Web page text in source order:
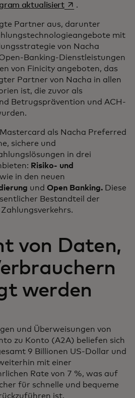
aktualisiertwird in einer
.
Partner aus, darunter
mit
von Nacha
Banking-Dienstleistungen
von Finicity angeboten, das
Partner von Nacha in allen
ist, die zuvor als
Betrugsprävention und ACH-
als Nacha Preferred
sichere und
in drei
Risiko- und
in den neuen
und Open Banking. Diese
Bestandteil der
von Daten,
werden
und Überweisungen von
zu Konto (A2A) beliefen sich
9 Billionen US-Dollar und
mit einer
Rate von 7 %, was auf
für schnelle und bequeme
ist.